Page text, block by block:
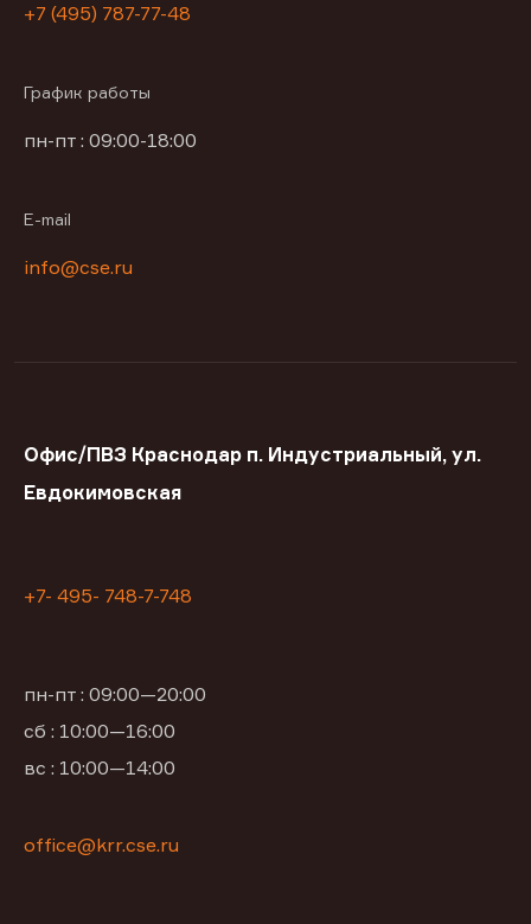
+7 (495) 787-77-48
График работы
пн-пт : 09:00-18:00
E-mail
info@cse.ru
Офис/ПВЗ Краснодар п. Индустриальный, ул.
Евдокимовская
+7- 495- 748-7-748
пн-пт : 09:00—20:00
сб : 10:00—16:00
вс : 10:00—14:00
office@krr.cse.ru